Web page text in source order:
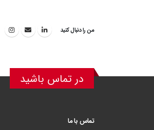
من را دنبال کنید
در تماس باشید
تماس با ما